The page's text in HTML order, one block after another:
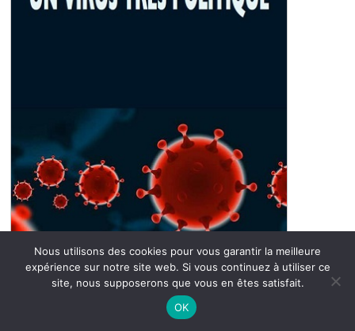
Parce que nous parlons d'un "virus très politique", l'activité
Nous utilisons des cookies pour vous garantir la meilleure
expérience sur notre site web. Si vous continuez à utiliser ce
site, nous supposerons que vous en êtes satisfait.
OK